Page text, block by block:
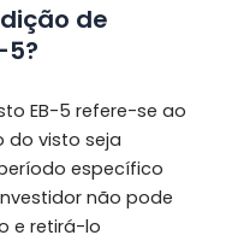
de
5?
EB-5 refere-se ao
do visto seja
específico
não pode
e retirá-lo